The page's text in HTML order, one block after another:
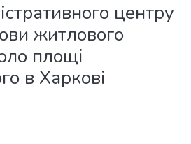
центру
житлового
площі
в Харкові